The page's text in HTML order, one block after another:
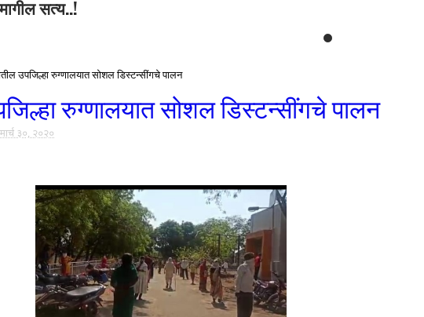
सत्य..!
उपजिल्हा रुग्णालयात सोशल डिस्टन्सींगचे पालन
रुग्णालयात सोशल डिस्टन्सींगचे पालन
३०, २०२०